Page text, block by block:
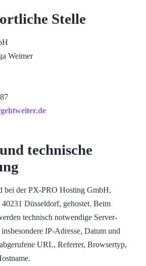
Stelle
Weimer
technische
bei der PX-PRO Hosting GmbH,
Düsseldorf, gehostet. Beim
technisch notwendige Server-
IP-Adresse, Datum und
URL, Referrer, Browsertyp,